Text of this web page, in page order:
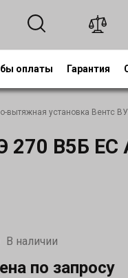
оплаты Гарантия
вытяжная установка Вентс
270 В5Б ЕС
В наличии
по запросу